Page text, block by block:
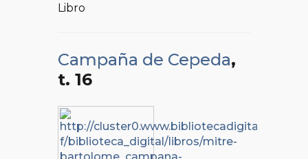
Libro
Campaña de Cepeda,
t. 16